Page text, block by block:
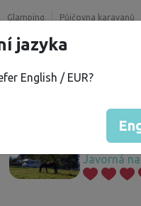
Glamping Půjčovna karavanů
Javorná
jazyka
English / EUR?